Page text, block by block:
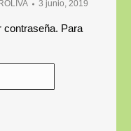
3 junio, 2019
contraseña. Para